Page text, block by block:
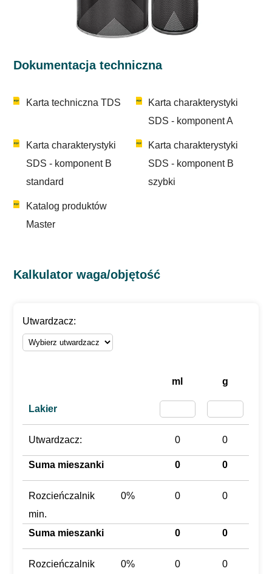
Dokumentacja techniczna
Karta techniczna TDS
Karta charakterystyki
SDS - komponent A
Karta charakterystyki
SDS - komponent B
standard
Karta charakterystyki
SDS - komponent B
szybki
Katalog produktów
Master
Kalkulator waga/objętość
Utwardzacz:
ml g
Lakier
Utwardzacz: 0 0
Suma mieszanki 0 0
Rozcieńczalnik
min.
0% 0 0
Suma mieszanki 0 0
Rozcieńczalnik
0% 0 0